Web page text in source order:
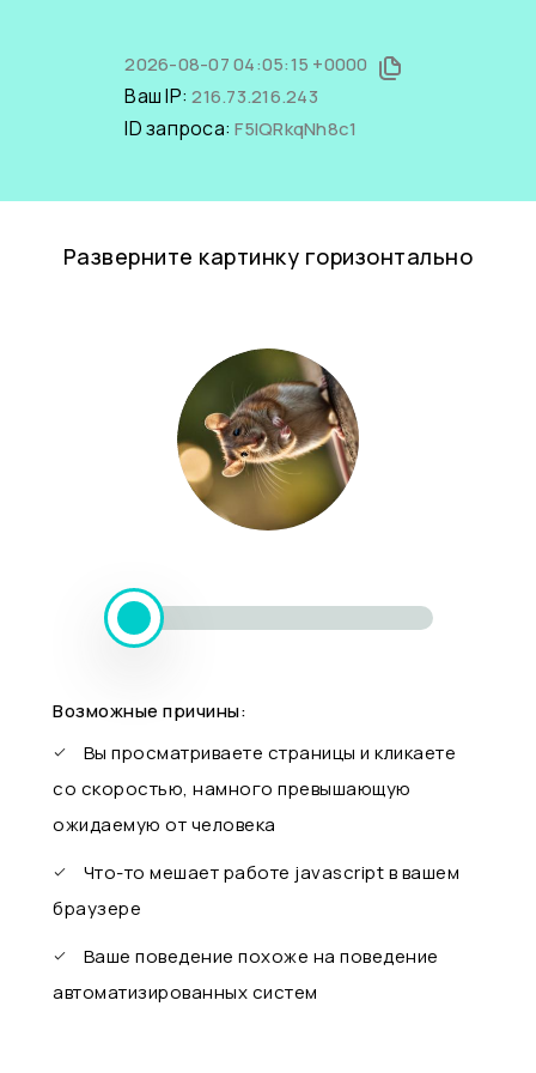
2026-08-07 04:05:15 +0000
Ваш IP:216.73.216.243
ID запроса:F5IQRkqNh8c1
Разверните картинку горизонтально
Возможные причины:
Вы просматриваете страницы и кликаете
со скоростью, намного превышающую
ожидаемую от человека
Что-то мешает работе javascript в вашем
браузере
Ваше поведение похоже на поведение
автоматизированных систем